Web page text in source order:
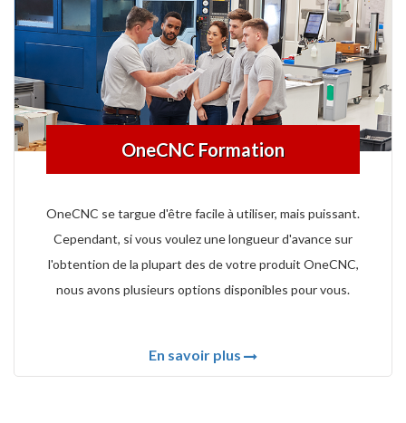
OneCNC Formation
OneCNC se targue d'être facile à utiliser, mais puissant.
Cependant, si vous voulez une longueur d'avance sur
l'obtention de la plupart des de votre produit OneCNC,
nous avons plusieurs options disponibles pour vous.
En savoir plus